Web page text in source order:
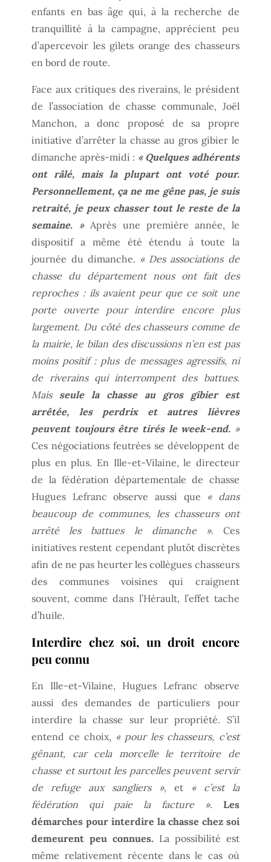
enfants en bas âge qui, à la recherche de
tranquillité à la campagne, apprécient peu
d’apercevoir les gilets orange des chasseurs
en bord de route.
Face aux critiques des riverains, le président
de l’association de chasse communale, Joël
Manchon, a donc proposé de sa propre
initiative d’arrêter la chasse au gros gibier le
dimanche après-midi : « Quelques adhérents
ont râlé, mais la plupart ont voté pour.
Personnellement, ça ne me gêne pas, je suis
retraité, je peux chasser tout le reste de la
semaine. »Après une première année, le
dispositif a même été étendu à toute la
journée du dimanche. « Des associations de
chasse du département nous ont fait des
reproches : ils avaient peur que ce soit une
porte ouverte pour interdire encore plus
largement. Du côté des chasseurs comme de
la mairie, le bilan des discussions n’en est pas
moins positif : plus de messages agressifs, ni
de riverains qui interrompent des battues.
Mais seule la chasse au gros gibier est
arrêtée, les perdrix et autres lièvres
peuvent toujours être tirés le week-end. »
Ces négociations feutrées se développent de
plus en plus. En Ille-et-Vilaine, le directeur
de la fédération départementale de chasse
Hugues Lefranc observe aussi que « dans
beaucoup de communes, les chasseurs ont
arrêté les battues le dimanche ». Ces
initiatives restent cependant plutôt discrètes
afin de ne pas heurter les collègues chasseurs
des communes voisines qui craignent
souvent, comme dans l’Hérault, l’effet tache
d’huile.
Interdire chez soi, un droit encore
peu connu
En Ille-et-Vilaine, Hugues Lefranc observe
aussi des demandes de particuliers pour
interdire la chasse sur leur propriété. S’il
entend ce choix, « pour les chasseurs, c’est
gênant, car cela morcelle le territoire de
chasse et surtout les parcelles peuvent servir
de refuge aux sangliers », et « c’est la
fédération qui paie la facture ». Les
démarches pour interdire la chasse chez soi
demeurent peu connues. La possibilité est
même relativement récente dans le cas où